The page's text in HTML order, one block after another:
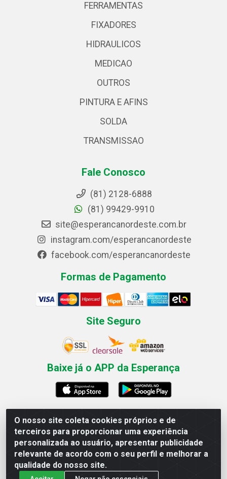
O nosso site coleta cookies próprios e de
terceiros para proporcionar uma experiência
personalizada ao usuário, apresentar publicidade
relevante de acordo com o seu perfil e melhorar a
qualidade do nosso site.
FERRAMENTAS
FIXADORES
HIDRAULICOS
MEDICAO
OUTROS
PINTURA E AFINS
SOLDA
TRANSMISSAO
Fale Conosco
(81) 2128-6888
(81) 99429-9910
site@esperancanordeste.com.br
instagram.com/esperancanordeste
facebook.com/esperancanordeste
Formas de Pagamento
Site Seguro
Baixe já o APP da Esperança
Esperança Nordeste - Rua Professor Caldas Filho, 291 -
Estância - Recife / PE CEP: 50771-335 - CNPJ
03.666.136/0001-23